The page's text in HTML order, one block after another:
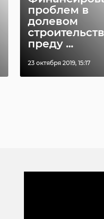
проблем в
долевом
преду ...
23 октября 2019, 15:17